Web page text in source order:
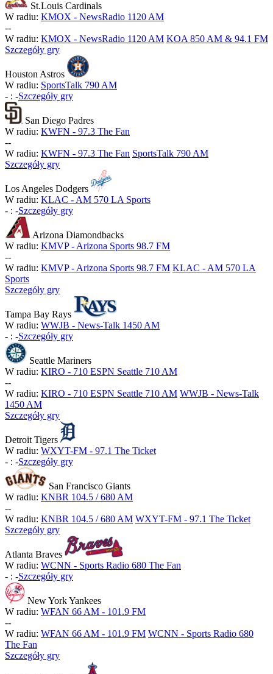
St.Louis Cardinals
W radiu: KMOX - NewsRadio 1120 AM
--
W radiu: KMOX - NewsRadio 1120 AM KOA 850 AM & 94.1 FM
Szczegóły gry
Houston Astros
W radiu: SportsTalk 790 AM
- : -Szczegóły gry
San Diego Padres
W radiu: KWFN - 97.3 The Fan
--
W radiu: KWFN - 97.3 The Fan SportsTalk 790 AM
Szczegóły gry
Los Angeles Dodgers
W radiu: KLAC - AM 570 LA Sports
- : -Szczegóły gry
Arizona Diamondbacks
W radiu: KMVP - Arizona Sports 98.7 FM
--
W radiu: KMVP - Arizona Sports 98.7 FM KLAC - AM 570 LA
Sports
Szczegóły gry
Tampa Bay Rays
W radiu: WWJB - News-Talk 1450 AM
- : -Szczegóły gry
Seattle Mariners
W radiu: KIRO - 710 ESPN Seattle 710 AM
--
W radiu: KIRO - 710 ESPN Seattle 710 AM WWJB - News-Talk
1450 AM
Szczegóły gry
Detroit Tigers
W radiu: WXYT-FM - 97.1 The Ticket
- : -Szczegóły gry
San Francisco Giants
W radiu: KNBR 104.5 / 680 AM
--
W radiu: KNBR 104.5 / 680 AM WXYT-FM - 97.1 The Ticket
Szczegóły gry
Atlanta Braves
W radiu: WCNN - Sports Radio 680 The Fan
- : -Szczegóły gry
New York Yankees
W radiu: WFAN 66 AM - 101.9 FM
--
W radiu: WFAN 66 AM - 101.9 FM WCNN - Sports Radio 680
The Fan
Szczegóły gry